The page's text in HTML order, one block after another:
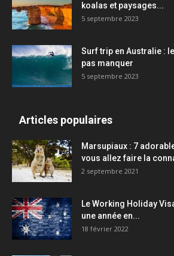
koalas et paysages...
5 septembre 2023
Surf trip en Australie :
pas manquer
5 septembre 2023
Articles populaires
Marsupiaux : 7
vous allez faire la
2 septembre 2021
Le Working Holiday
une année en...
18 février 2022